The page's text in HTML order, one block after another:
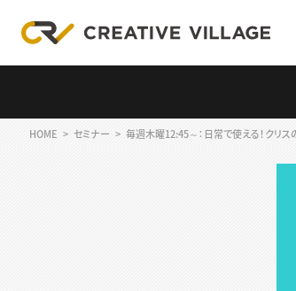
HOME セミナー 毎週木曜12:45～：日常で使える！クリス